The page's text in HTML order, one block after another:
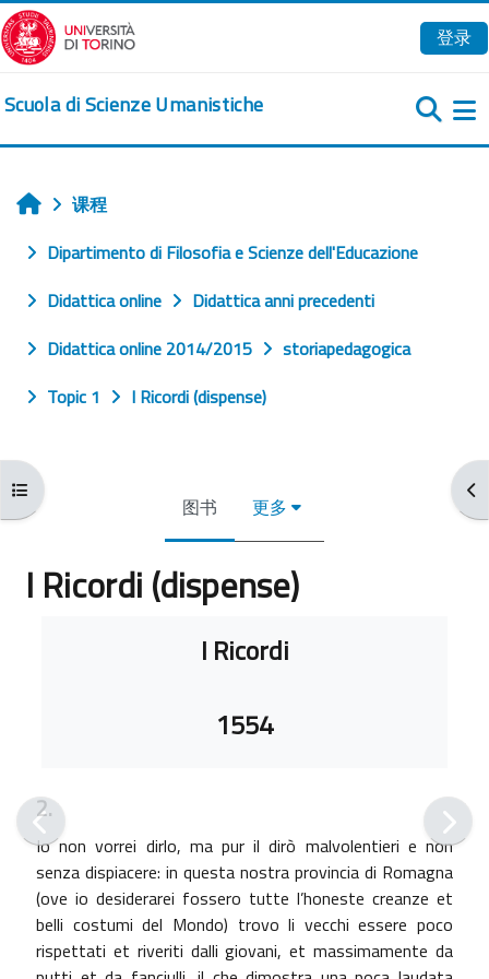
跳到主要内容
登录
Scuola di Scienze Umanistiche
打开课程索引 打
首页课程
Dipartimento di Filosofia e Scienze dell'Educazione
Didattica online
Didattica anni precedenti
Didattica online 2014/2015
storiapedagogica
Topic 1
I Ricordi (dispense)
图书 更多
I Ricordi (dispense)
I Ricordi
1554
2.
Io non vorrei dirlo, ma pur il dirò malvolentieri e non
senza dispiacere: in questa nostra provincia di Romagna
(ove io desiderarei fossero tutte l’honeste creanze et
belli costumi del Mondo) trovo li vecchi essere poco
rispettati et riveriti dalli giovani, et massimamente da